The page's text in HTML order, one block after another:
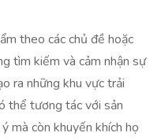
theo các chủ đề hoặc
tìm kiếm và cảm nhận sự
ra những khu vực trải
thể tương tác với sản
mà còn khuyến khích họ